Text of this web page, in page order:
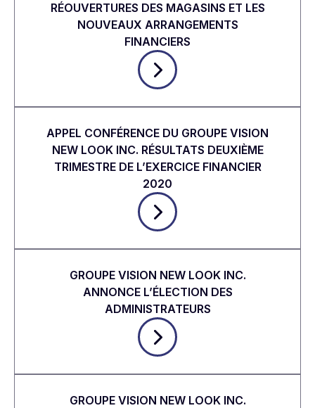
RÉOUVERTURES DES MAGASINS ET LES
NOUVEAUX ARRANGEMENTS
FINANCIERS
APPEL CONFÉRENCE DU GROUPE VISION
NEW LOOK INC. RÉSULTATS DEUXIÈME
TRIMESTRE DE L’EXERCICE FINANCIER
2020
GROUPE VISION NEW LOOK INC.
ANNONCE L’ÉLECTION DES
ADMINISTRATEURS
GROUPE VISION NEW LOOK INC.